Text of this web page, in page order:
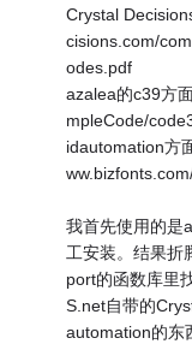
Crystal
cisions.com/
odes.pdf
azalea的c39方
mpleCode/
idautomation方
我首先使用的是
工安装。结果折
port的函数库里
S.net自带的
automation的东